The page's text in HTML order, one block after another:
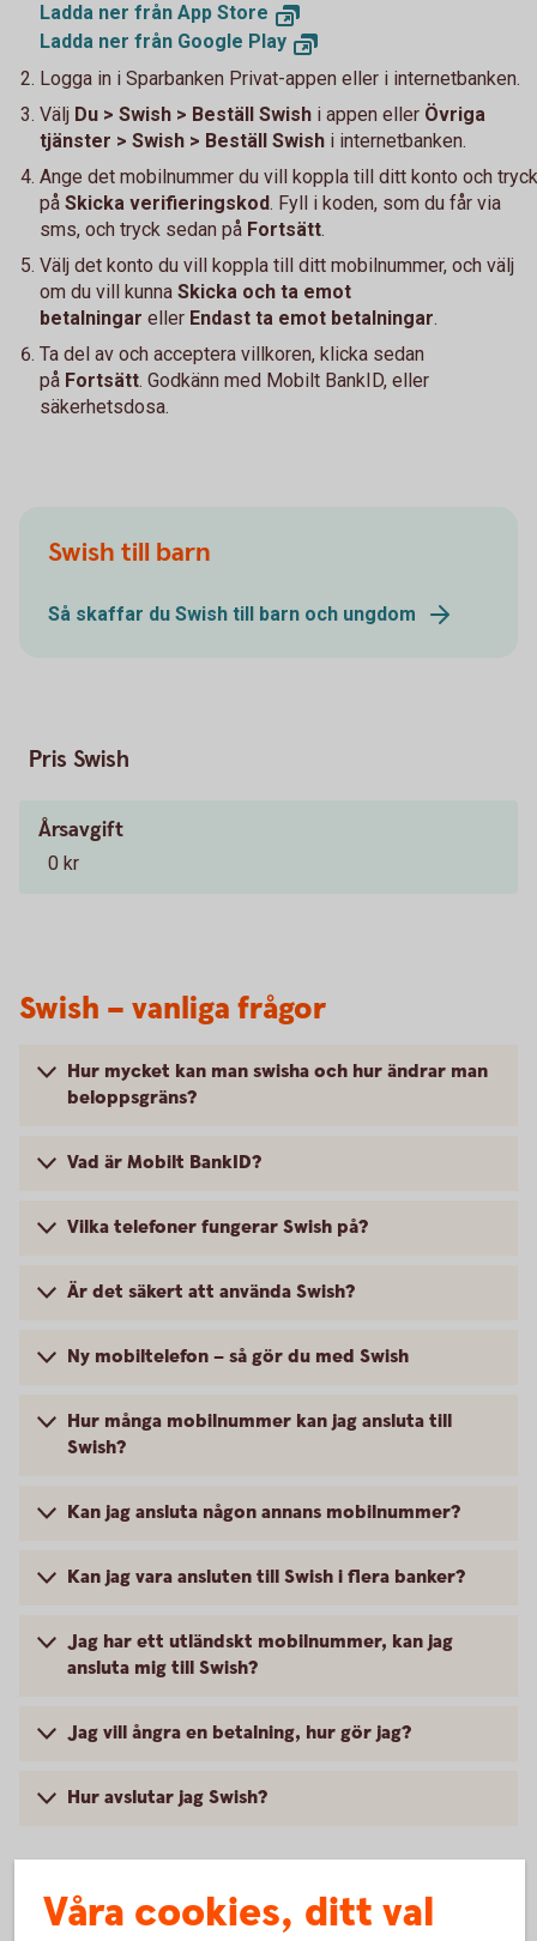
Ladda ner från App Store
Ladda ner från Google Play
Logga in i Sparbanken Privat-appen eller i internetbanken.
Välj Du > Swish > Beställ Swish i appen eller Övriga
tjänster > Swish > Beställ Swish i internetbanken.
Ange det mobilnummer du vill koppla till ditt konto och tryck
på Skicka verifieringskod. Fyll i koden, som du får via
sms, och tryck sedan på Fortsätt.
Välj det konto du vill koppla till ditt mobilnummer, och välj
om du vill kunna Skicka och ta emot
betalningar eller Endast ta emot betalningar.
Ta del av och acceptera villkoren, klicka sedan
på Fortsätt. Godkänn med Mobilt BankID, eller
säkerhetsdosa.
Swish till barn
Så skaffar du Swish till barn och ungdom
Pris Swish
Årsavgift
0 kr
Swish – vanliga frågor
Hur mycket kan man swisha och hur ändrar man
beloppsgräns?
Vad är Mobilt BankID?
Vilka telefoner fungerar Swish på?
Är det säkert att använda Swish?
Ny mobiltelefon – så gör du med Swish
Hur många mobilnummer kan jag ansluta till
Swish?
Kan jag ansluta någon annans mobilnummer?
Kan jag vara ansluten till Swish i flera banker?
Jag har ett utländskt mobilnummer, kan jag
ansluta mig till Swish?
Jag vill ångra en betalning, hur gör jag?
Hur avslutar jag Swish?
Våra cookies, ditt val